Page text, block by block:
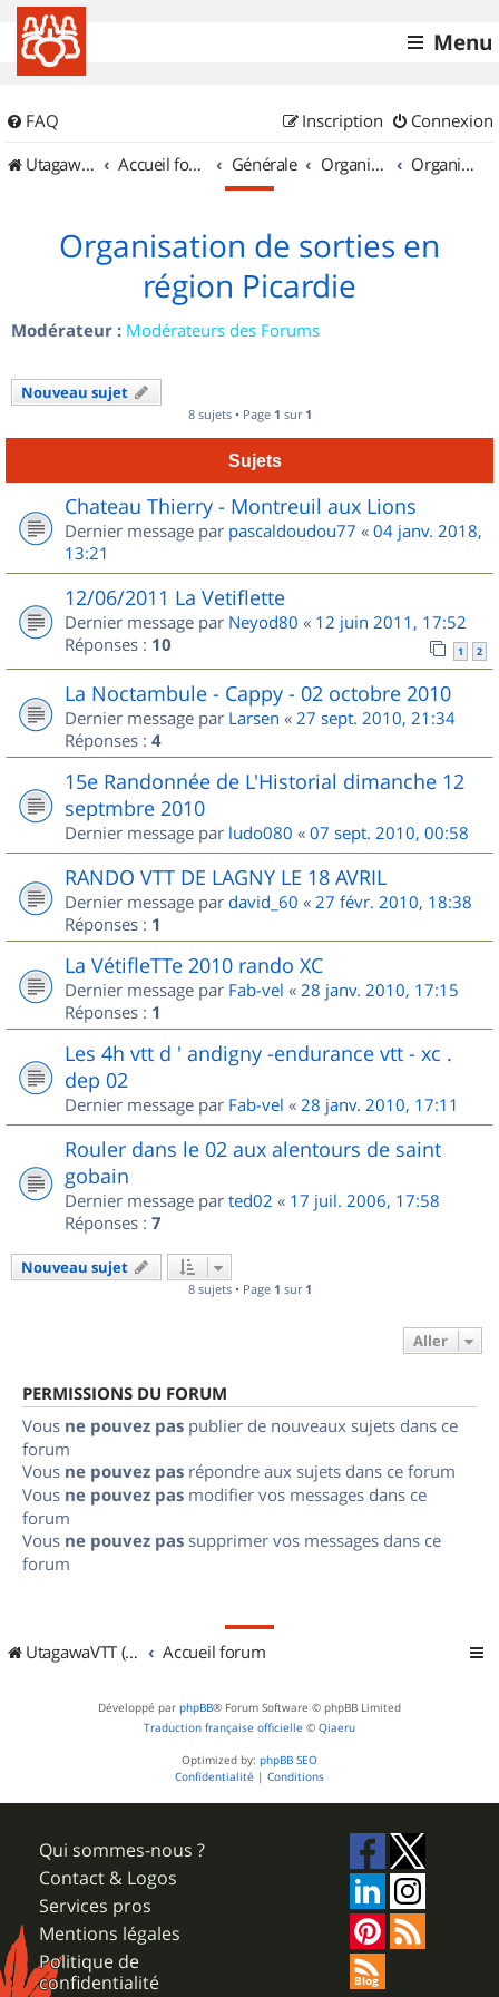
Menu
FAQ Connexion
Inscription
UtagawaVTT (Randos VTT et VTTAE avec traces GPS)
Accueil forum Générale Organisation de sorties & Recherche de partenaires Organisation de sorties en région Picardie
Organisation de sorties en
région Picardie
Modérateur : Modérateurs des Forums
Nouveau sujet
8 sujets • Page 1 sur 1
Sujets
Chateau Thierry - Montreuil aux Lions
Dernier message par pascaldoudou77 « 04 janv. 2018,
13:21
12/06/2011 La Vetiflette
Dernier message par Neyod80 « 12 juin 2011, 17:52
Réponses : 10 1 2
La Noctambule - Cappy - 02 octobre 2010
Dernier message par Larsen « 27 sept. 2010, 21:34
Réponses : 4
15e Randonnée de L'Historial dimanche 12
septmbre 2010
Dernier message par ludo080 « 07 sept. 2010, 00:58
RANDO VTT DE LAGNY LE 18 AVRIL
Dernier message par david_60 « 27 févr. 2010, 18:38
Réponses : 1
La VétifleTTe 2010 rando XC
Dernier message par Fab-vel « 28 janv. 2010, 17:15
Réponses : 1
Les 4h vtt d ' andigny -endurance vtt - xc .
dep 02
Dernier message par Fab-vel « 28 janv. 2010, 17:11
Rouler dans le 02 aux alentours de saint
gobain
Dernier message par ted02 « 17 juil. 2006, 17:58
Réponses : 7
Nouveau sujet
8 sujets • Page 1 sur 1
Aller
PERMISSIONS DU FORUM
Vous ne pouvez pas publier de nouveaux sujets dans ce
forum
Vous ne pouvez pas répondre aux sujets dans ce forum
Vous ne pouvez pas modifier vos messages dans ce
forum
Vous ne pouvez pas supprimer vos messages dans ce
forum
UtagawaVTT (Randos VTT et VTTAE avec traces GPS) Accueil forum
Développé par phpBB® Forum Software © phpBB Limited
Traduction française officielle © Qiaeru
Optimized by: phpBB SEO
Confidentialité | Conditions
Qui sommes-nous ?
Contact & Logos
Services pros
Mentions légales
Politique de
confidentialité